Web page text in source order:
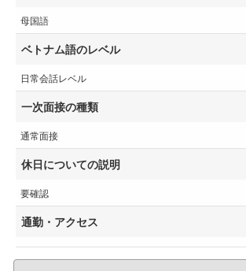
母国語
ベトナム語のレベル
日常会話レベル
一次面接の種類
通常面接
休日についての説明
要確認
通勤・アクセス